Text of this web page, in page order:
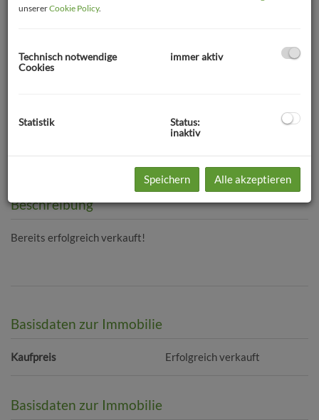
Beschreibung
Bereits erfolgreich verkauft!
Basisdaten zur Immobilie
Kaufpreis Erfolgreich verkauft
Basisdaten zur Immobilie
unsererCookie Policy.
Technisch notwendige
Cookies
immer aktiv
Statistik
Status:
inaktiv
Speichern Alle akzeptieren